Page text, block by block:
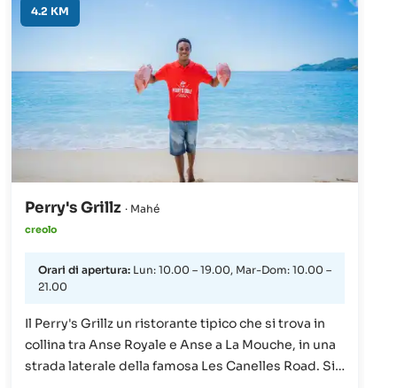
4.2 KM
Perry's Grillz · Mahé
creolo
Orari di apertura: Lun: 10.00 – 19.00, Mar-Dom: 10.00 –
21.00
Il Perry's Grillz un ristorante tipico che si trova in
collina tra Anse Royale e Anse a La Mouche, in una
strada laterale della famosa Les Canelles Road. Si